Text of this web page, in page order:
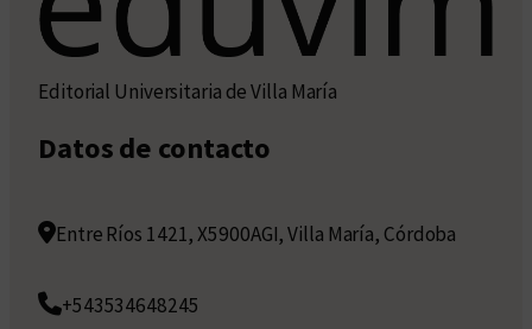
Editorial Universitaria de Villa María
Datos de contacto
Entre Ríos 1421, X5900AGI, Villa María, Córdoba
+543534648245